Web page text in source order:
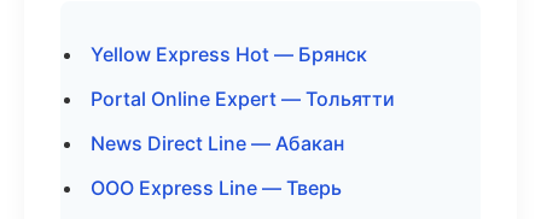
Yellow Express Hot — Брянск
Portal Online Expert — Тольятти
News Direct Line — Абакан
ООО Express Line — Тверь